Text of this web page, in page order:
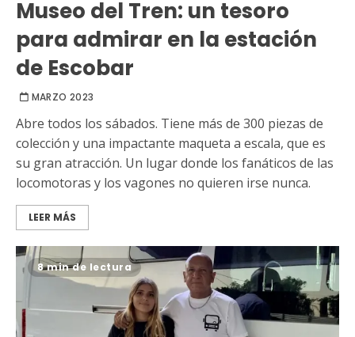
Museo del Tren: un tesoro
para admirar en la estación
de Escobar
MARZO 2023
Abre todos los sábados. Tiene más de 300 piezas de
colección y una impactante maqueta a escala, que es
su gran atracción. Un lugar donde los fanáticos de las
locomotoras y los vagones no quieren irse nunca.
LEER MÁS
8 min de lectura